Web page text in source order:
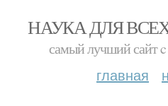
НАУКА ДЛЯ
самый лучший сайт
главная